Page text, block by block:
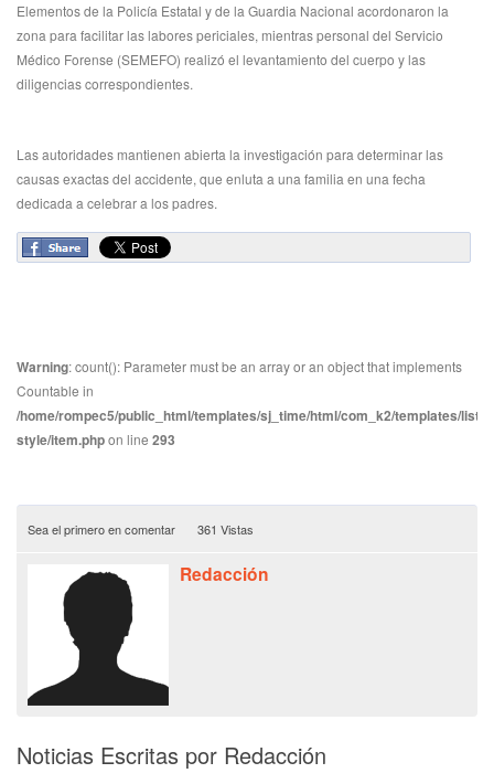
Elementos de la Policía Estatal y de la Guardia Nacional acordonaron la
zona para facilitar las labores periciales, mientras personal del Servicio
Médico Forense (SEMEFO) realizó el levantamiento del cuerpo y las
diligencias correspondientes.
Las autoridades mantienen abierta la investigación para determinar las
causas exactas del accidente, que enluta a una familia en una fecha
dedicada a celebrar a los padres.
Warning: count(): Parameter must be an array or an object that implements
Countable in
/home/rompec5/public_html/templates/sj_time/html/com_k2/templates/
style/item.phpon line 293
Sea el primero en comentar 361 Vistas
Redacción
Noticias Escritas por Redacción